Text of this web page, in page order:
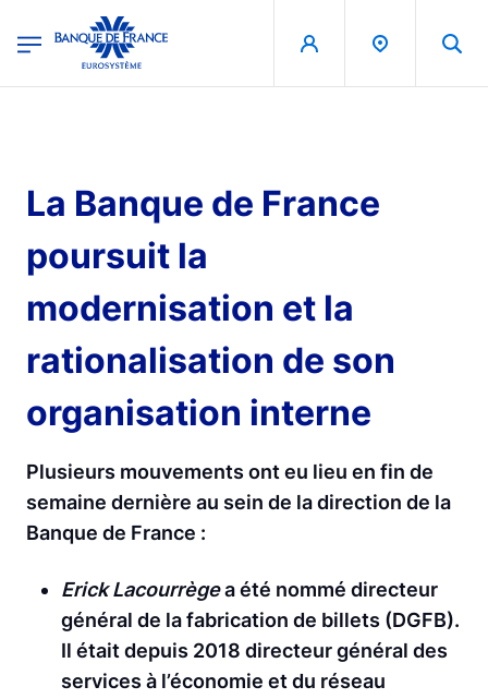
Banque de France - Menu Principal
La Banque de France
poursuit la
modernisation et la
rationalisation de son
organisation interne
Plusieurs mouvements ont eu lieu en fin de
semaine dernière au sein de la direction de la
Banque de France :
Erick Lacourrègea été nommé directeur
général de la fabrication de billets (DGFB).
Il était depuis 2018 directeur général des
services à l’économie et du réseau